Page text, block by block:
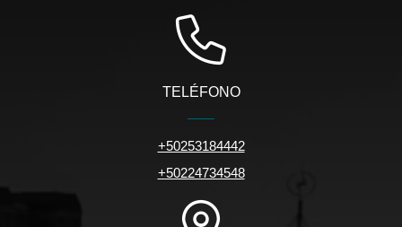
TELÉFONO
+50253184442
+50224734548